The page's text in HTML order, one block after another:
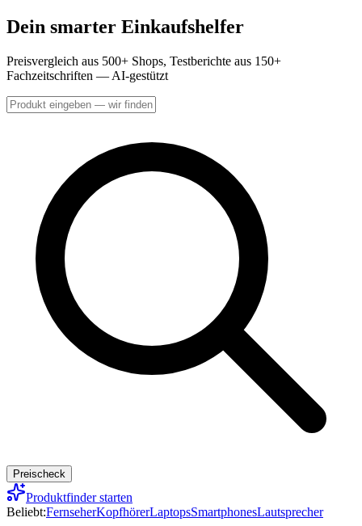
Dein smarter Einkaufshelfer
Preisvergleich aus 500+ Shops, Testberichte aus 150+
Fachzeitschriften — AI-gestützt
Preischeck
Produktfinder starten
Beliebt:FernseherKopfhörerLaptopsSmartphonesLautsprecher